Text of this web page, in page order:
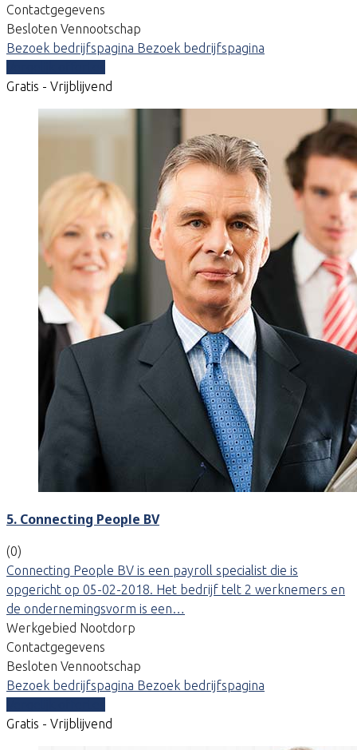
Contactgegevens
Besloten Vennootschap
Bezoek bedrijfspagina Bezoek bedrijfspagina
Gratis - Vrijblijvend
5. Connecting People BV
(0)
Connecting People BV is een payroll specialist die is
opgericht op 05-02-2018. Het bedrijf telt 2 werknemers en
de ondernemingsvorm is een…
Werkgebied Nootdorp
Contactgegevens
Besloten Vennootschap
Bezoek bedrijfspagina Bezoek bedrijfspagina
Gratis - Vrijblijvend